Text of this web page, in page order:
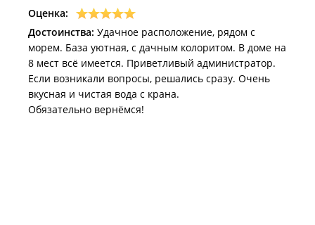
Размещение и нахождение на территории с
домашними животными допускается по
предварительному согласованию с администрацией
базы отдыха.
База отдыха вЕдином реестре объектов классификации в
сфере туристской индустрии .
Оценка:
Достоинства: Удачное расположение, рядом с
морем. База уютная, с дачным колоритом. В доме на
8 мест всё имеется. Приветливый администратор.
Если возникали вопросы, решались сразу. Очень
вкусная и чистая вода с крана.
Обязательно вернёмся!